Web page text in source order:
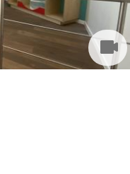
Aménagement
Salle de bain:
Privée
Cuisine:
Superficie:
18 m
2